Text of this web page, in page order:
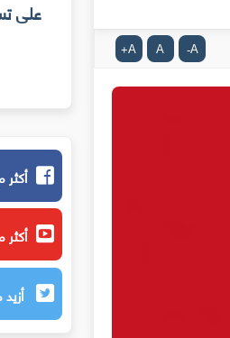
A
-
A
A
+
على
أكثر من 2
أكثر من 3 مليون
أزيد من 60 ألف